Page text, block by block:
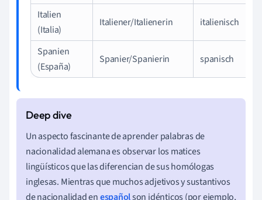
Italien
(Italia)
Italiener/Italienerin italienisch
Spanien
(España)
Spanier/Spanierin spanisch
Un aspecto fascinante de aprender palabras de
nacionalidad alemana es observar los matices
lingüísticos que las diferencian de sus homólogas
inglesas. Mientras que muchos adjetivos y sustantivos
de nacionalidad enespañolson idénticos (por ejemplo,